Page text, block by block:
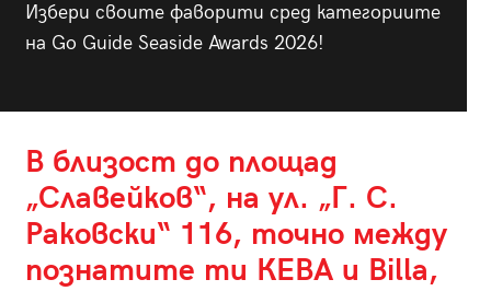
Избери своите фаворити сред категориите
на Go Guide Seaside Awards 2026!
В близост до площад
„Славейков“, на ул. „Г. С.
Раковски“ 116, точно между
познатите ти КЕВА и Billa,